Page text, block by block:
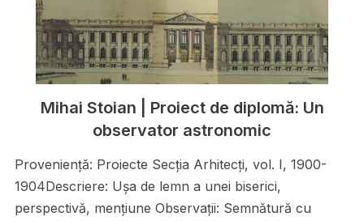
Mihai Stoian | Proiect de diplomă: Un
observator astronomic
Proveniență: Proiecte Secţia Arhitecţi, vol. I, 1900-
1904Descriere: Uşa de lemn a unei biserici,
perspectivă, menţiune Observații: Semnătură cu